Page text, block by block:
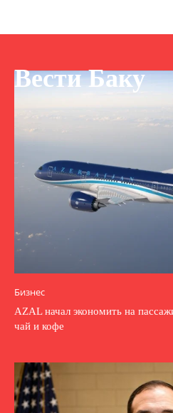
Вести Баку
Бизнес
AZAL начал экономить на
чай и кофе